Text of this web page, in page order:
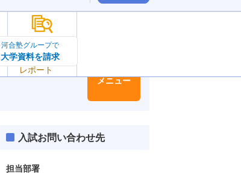
大学の今
トピック＆
レポート
河合塾グループで
大学資料を請求
メニュー
入試お問い合わせ先
担当部署